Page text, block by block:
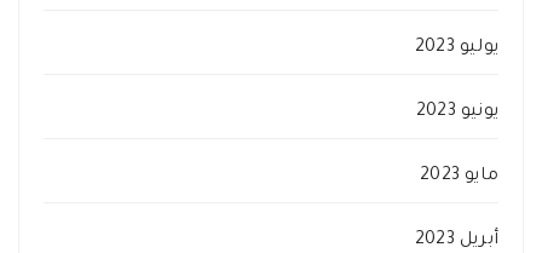
يوليو 2023
يونيو 2023
مايو 2023
أبريل 2023